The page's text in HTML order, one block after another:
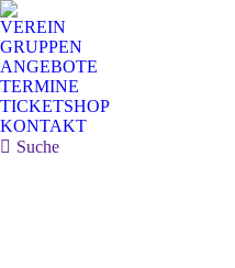
VEREIN
GRUPPEN
ANGEBOTE
TERMINE
TICKETSHOP
KONTAKT
Search:
Suche